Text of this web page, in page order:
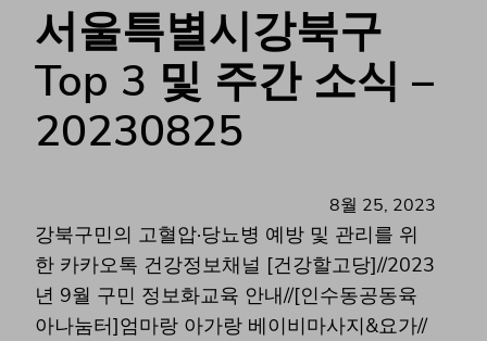
서울특별시강북구
Top 3 및 주간 소식 –
20230825
8월 25, 2023
강북구민의 고혈압·당뇨병 예방 및 관리를 위
한 카카오톡 건강정보채널 [건강할고당]//2023
년 9월 구민 정보화교육 안내//[인수동공동육
아나눔터]엄마랑 아가랑 베이비마사지&요가//